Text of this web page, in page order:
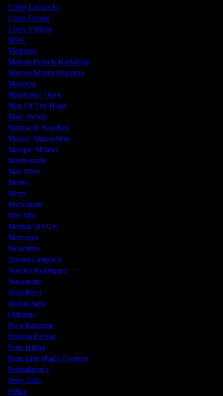
Lolita Lempicka
Louis Feraud
Louis Vuitton
MAC
Madonna
Maison Francis Kurkdjian
Maison Martin Margiela
Mancera
Mandarina Duck
Map Of The Heart
Marc Jacobs
Marina de Bourbon
Masaki Matsushima
Masque Milano
Mauboussin
Max Mara
Memo
Mexx
Miraculum
Miu Miu
Montale (ОАЭ)
Moresque
Moschino
Naomi Campbell
Narciso Rodriguez
Nasomatto
Nina Ricci
Nовая Заря
Oriflame
Paco Rabanne
Paloma Picasso
Paris Hilton
Paris Line (Paris Elysees)
Penhaligon`s
Perry Ellis
Police